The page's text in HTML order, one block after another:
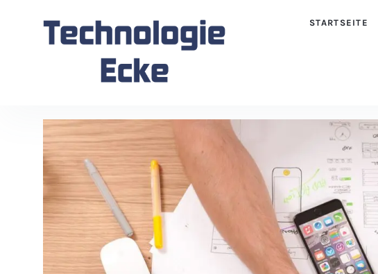
STARTSEITE